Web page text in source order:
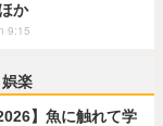
か
9:15
楽
】魚に触れて学